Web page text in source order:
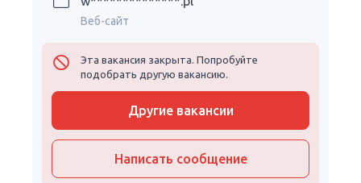
Веб-сайт
Эта вакансия закрыта. Попробуйте
подобрать другую вакансию.
Другие вакансии
Написать сообщение